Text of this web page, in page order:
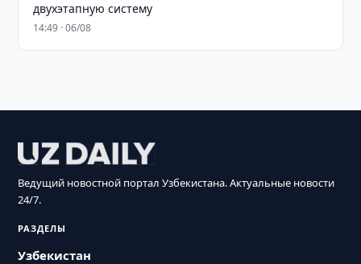
двухэтапную систему
14:49 · 06/08
Ведущий новостной портал Узбекистана. Актуальные новости
24/7.
РАЗДЕЛЫ
Узбекистан